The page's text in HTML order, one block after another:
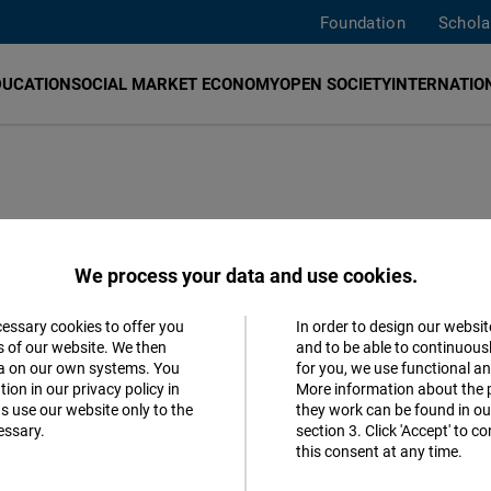
Foundation
SOCIAL MARKET ECONOMYOPEN SOCIETY
la Libertad en Argentina, Brasil, Chile, Paraguay y
en nuestras sociedades. Desde 1983, con el retorno
Buenos Aires colabora activamente con instituciones
de derecho, la libertad económica, los
trabajo de la fundación. ¡Muchas gracias!
We process your data and use cookies.
cookies to offer you
our website. We then
on our own systems. You
in our privacy policy in
use our website only to the
In order to design our
and to be able to
for you, we use functional
More information about the
they work can be found in
section 3. Click 'Accept' to
this consent at any time.
Matomo
Facebook
Accept